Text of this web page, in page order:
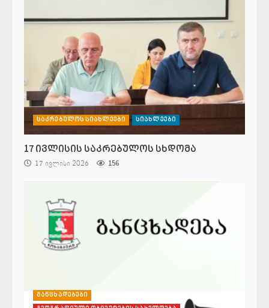
საკრებულოს სიახლეები სიახლეები
17 ივლისის საკრებულოს სხდომა
17 ივლისი 2026 156
განცხადებები